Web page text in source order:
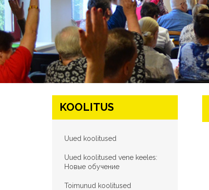
KOOLITUS
Uued koolitused
Uued koolitused vene keeles:
Hовые обучение
Toimunud koolitused